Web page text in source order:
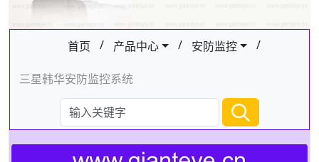
首页 / 产品中心 / 安防监控 /
三星韩华安防监控系统